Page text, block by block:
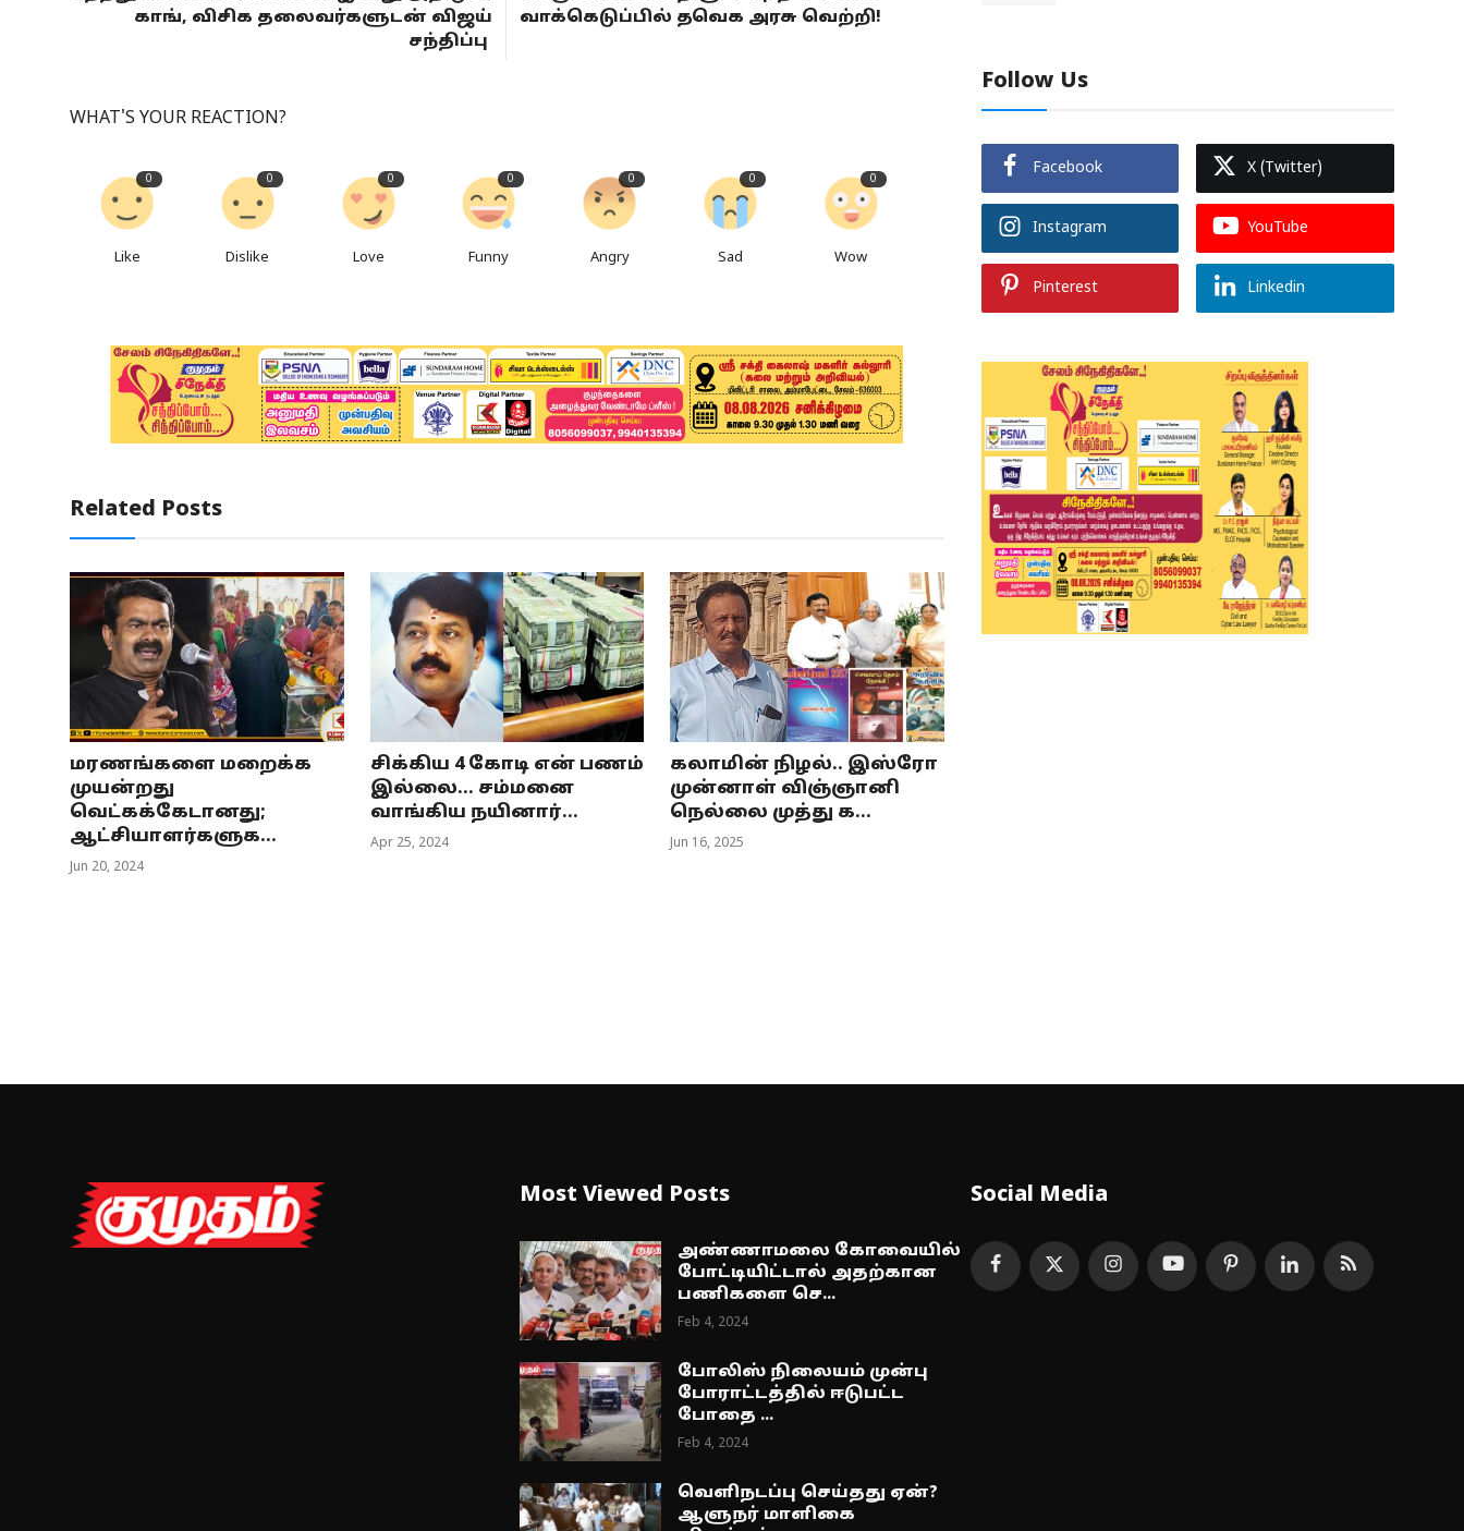
காங், விசிக தலைவர்களுடன் விஜய்
சந்திப்பு
வாக்கெடுப்பில் தவெக அரசு வெற்றி!
WHAT'S YOUR REACTION?
0
Like
0
Dislike
0
Love
0
Funny
0
Angry
0
Sad
0
Wow
Related Posts
மரணங்களை மறைக்க
முயன்றது
வெட்கக்கேடானது;
ஆட்சியாளர்களுக...
Jun 20, 2024
சிக்கிய 4 கோடி என் பணம்
இல்லை... சம்மனை
வாங்கிய நயினார்...
Apr 25, 2024
கலாமின் நிழல்.. இஸ்ரோ
முன்னாள் விஞ்ஞானி
நெல்லை முத்து க...
Jun 16, 2025
Follow Us
Facebook X (Twitter)
Instagram YouTube
Pinterest Linkedin
Most Viewed Posts
அண்ணாமலை கோவையில்
போட்டியிட்டால் அதற்கான
பணிகளை செ...
Feb 4, 2024
போலிஸ் நிலையம் முன்பு
போராட்டத்தில் ஈடுபட்ட
போதை ...
Feb 4, 2024
வெளிநடப்பு செய்தது ஏன்?
ஆளுநர் மாளிகை
Social Media